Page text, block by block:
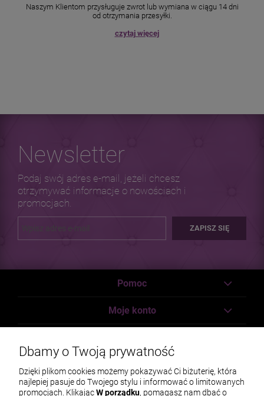
Naszym Klientom przysługuje zwrot lub wymiana w ciągu 14 dni
od otrzymania przesyłki.
czytaj więcej
Newsletter
Podaj swój adres e-mail, jeżeli chcesz
otrzymywać informacje o nowościach i
promocjach.
ZAPISZ SIĘ
Pomoc
Moje konto
O nas
Dbamy o Twoją prywatność
Dzięki plikom cookies możemy pokazywać Ci biżuterię, która
najlepiej pasuje do Twojego stylu i informować o limitowanych
promocjach. KlikającW porządku, pomagasz nam dbać o